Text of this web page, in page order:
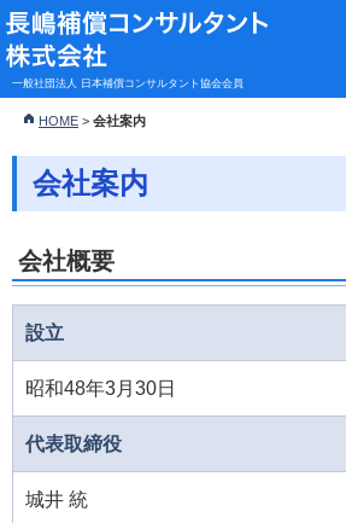
一般社団法人 日本補償コンサルタント協会会員
HOME > 会社案内
会社案内
会社概要
設立
昭和48年3月30日
代表取締役
城井 統